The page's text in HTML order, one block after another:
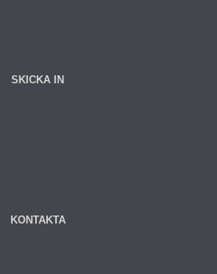
SKICKA IN
KONTAKTA